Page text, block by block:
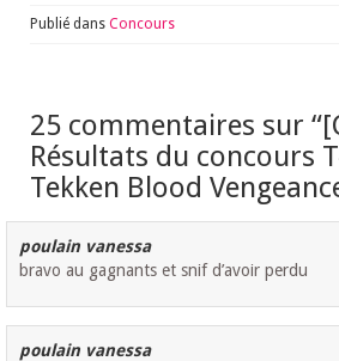
Publié dans Concours
25 commentaires sur “
Résultats du concours
Tekken Blood
poulain vanessa
bravo au gagnants et snif d’avoir perdu
poulain vanessa